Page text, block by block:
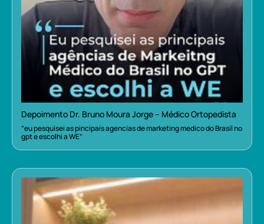
Depoimento Dr. Bruno Moura Jorge – Médico Ortopedista
“eu pesquisei as pincipais agencias de marketing medico do Brasil no
gpt e escolhi a WE”